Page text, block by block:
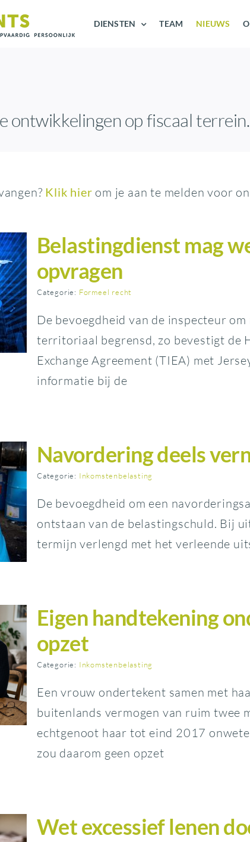
DIENSTEN TEAM NIEUWS
ontwikkelingen op fiscaal terrein.
Klik hier om je aan te melden voor
Belastingdienst mag
opvragen
Categorie: Formeel recht
De bevoegdheid van de inspecteur
territoriaal begrensd, zo bevestigt de
Exchange Agreement (TIEA) met
informatie bij de
Navordering deels
Categorie: Inkomstenbelasting
De bevoegdheid om een
ontstaan van de belastingschuld. Bij
termijn verlengd met het verleende
Eigen handtekening
opzet
Categorie: Inkomstenbelasting
Een vrouw ondertekent samen met
buitenlands vermogen van ruim twee
echtgenoot haar tot eind 2017
zou daarom geen opzet
Wet excessief lenen